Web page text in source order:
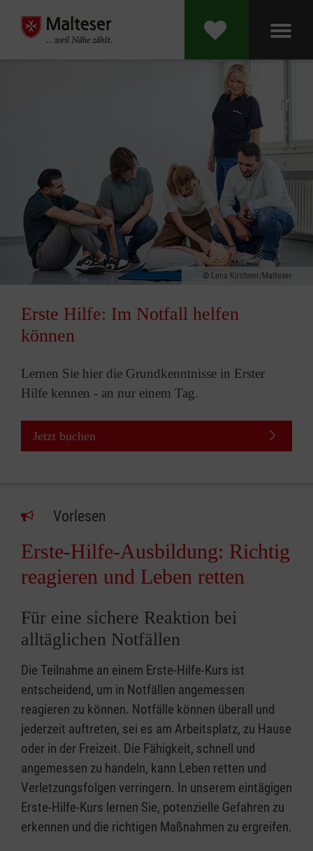
Lena Kirchner/Malteser
Erste Hilfe: Im Notfall helfen
können
Lernen Sie hier die Grundkenntnisse in Erster
Hilfe kennen - an nur einem Tag.
Jetzt buchen
Vorlesen
Erste-Hilfe-Ausbildung: Richtig
reagieren und Leben retten
Für eine sichere Reaktion bei
alltäglichen Notfällen
Die Teilnahme an einem Erste-Hilfe-Kurs ist
entscheidend, um in Notfällen angemessen
reagieren zu können. Notfälle können überall und
jederzeit auftreten, sei es am Arbeitsplatz, zu Hause
oder in der Freizeit. Die Fähigkeit, schnell und
angemessen zu handeln, kann Leben retten und
Verletzungsfolgen verringern. In unserem eintägigen
Erste-Hilfe-Kurs lernen Sie, potenzielle Gefahren zu
erkennen und die richtigen Maßnahmen zu ergreifen.